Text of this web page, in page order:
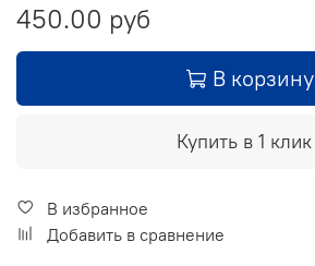
450.00 руб
В корзину
Купить в 1 клик
В избранное
Добавить в сравнение